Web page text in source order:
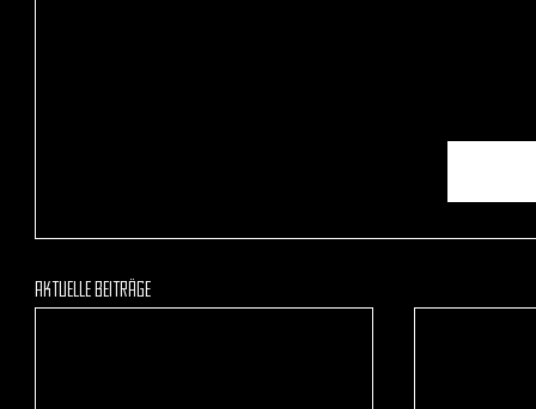
Aktuelle Beiträge